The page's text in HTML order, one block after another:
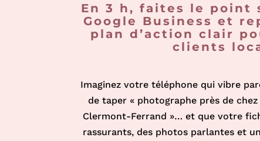
En 3 h, faites le point
Google Business et
plan d’action clair
clients
Imaginez votre téléphone qui vibre
de taper « photographe près de
Clermont-Ferrand »… et que votre
rassurants, des photos parlantes et